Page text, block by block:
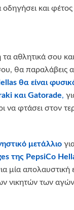
οδηγήσει και
αθλητικά σου
θα παραλάβεις
θα είναι
καιGatorade,
να φτάσει στον
μετάλλιο
της PepsiCo
μία απολαυστική
νικητών των